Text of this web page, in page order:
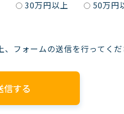
30万円以上 50万円
、フォームの送信を行ってくだ